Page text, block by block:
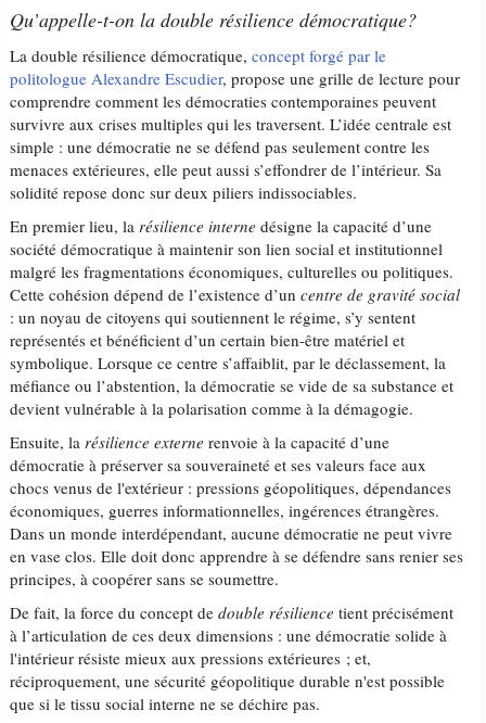
Qu’appelle-t-on la double résilience démocratique?
La double résilience démocratique,concept forgé par le
politologue Alexandre Escudier, propose une grille de lecture pour
comprendre comment les démocraties contemporaines peuvent
survivre aux crises multiples qui les traversent. L’idée centrale est
simple : une démocratie ne se défend pas seulement contre les
menaces extérieures, elle peut aussi s’effondrer de l’intérieur. Sa
solidité repose donc sur deux piliers indissociables.
En premier lieu, larésilience interne désigne la capacité d’une
société démocratique à maintenir son lien social et institutionnel
malgré les fragmentations économiques, culturelles ou politiques.
Cette cohésion dépend de l’existence d’uncentre de gravité social
: un noyau de citoyens qui soutiennent le régime, s’y sentent
représentés et bénéficient d’un certain bien-être matériel et
symbolique. Lorsque ce centre s’affaiblit, par le déclassement, la
méfiance ou l’abstention, la démocratie se vide de sa substance et
devient vulnérable à la polarisation comme à la démagogie.
Ensuite, larésilience externe renvoie à la capacité d’une
démocratie à préserver sa souveraineté et ses valeurs face aux
chocs venus de l'extérieur : pressions géopolitiques, dépendances
économiques, guerres informationnelles, ingérences étrangères.
Dans un monde interdépendant, aucune démocratie ne peut vivre
en vase clos. Elle doit donc apprendre à se défendre sans renier ses
principes, à coopérer sans se soumettre.
De fait, la force du concept dedouble résilience tient précisément
à l’articulation de ces deux dimensions : une démocratie solide à
l'intérieur résiste mieux aux pressions extérieures ; et,
réciproquement, une sécurité géopolitique durable n'est possible
que si le tissu social interne ne se déchire pas.